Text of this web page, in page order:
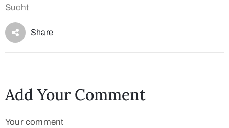
Sucht
Share
Add Your Comment
Your comment